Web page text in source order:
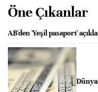
Öne Çıkanlar
AB'den 'Yeşil pasaport'